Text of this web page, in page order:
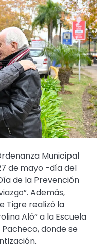
Municipal
de mayo -día del
de la Prevención
Además,
Tigre realizó la
Aló” a la Escuela
Pacheco, donde se